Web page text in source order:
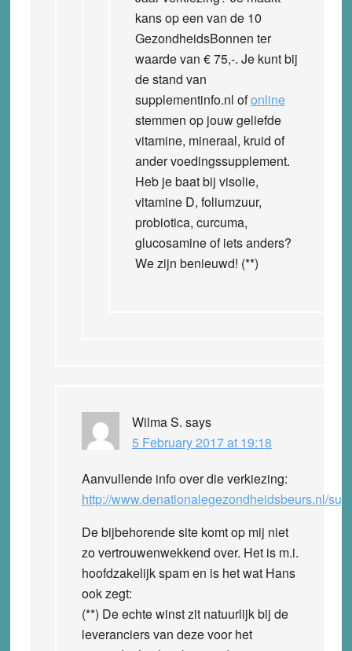
kans op een van de 10
GezondheidsBonnen ter
waarde van € 75,-. Je kunt bij
de stand van
supplementinfo.nl ofonline
stemmen op jouw geliefde
vitamine, mineraal, kruid of
ander voedingssupplement.
Heb je baat bij visolie,
vitamine D, foliumzuur,
probiotica, curcuma,
glucosamine of iets anders?
We zijn benieuwd! (**)
Wilma S. says
5 February 2017 at 19:18
Aanvullende info over die verkiezing:
http://www.denationalegezondheidsbeurs.nl/
De bijbehorende site komt op mij niet
zo vertrouwenwekkend over. Het is m.i.
hoofdzakelijk spam en is het wat Hans
ook zegt:
(**) De echte winst zit natuurlijk bij de
leveranciers van deze voor het